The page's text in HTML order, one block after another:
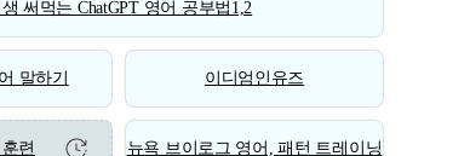
써먹는 ChatGPT 영어 공부법1,2
말하기 이디엄인유즈
련 뉴욕 브이로그 영어, 패턴 트레이닝